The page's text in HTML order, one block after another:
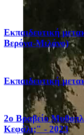
Eκπαιδευτική
Βερόνα-Μιλάνο)
Eκπαιδευτική
2ο Βραβείο
Κεφάλι;" - 2023